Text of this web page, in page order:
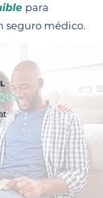
para
seguro médico.